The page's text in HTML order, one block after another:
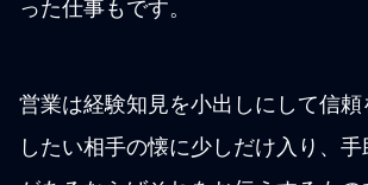
った仕事もです。
営業は経験知見を小出しにして信頼
したい相手の懐に少しだけ入り、